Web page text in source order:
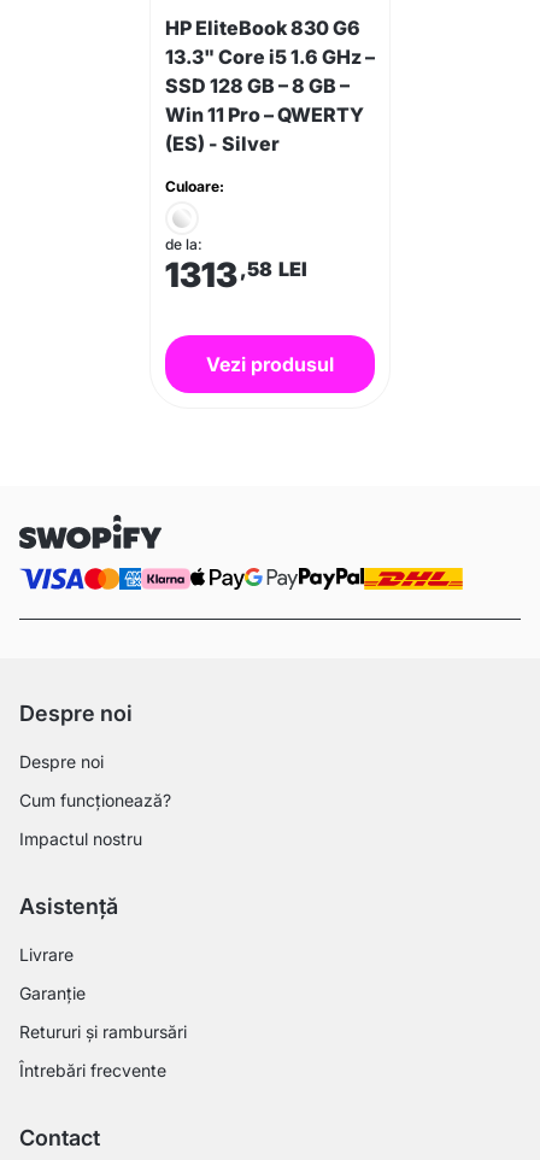
HP EliteBook 830 G6
13.3" Core i5 1.6 GHz –
SSD 128 GB – 8 GB –
Win 11 Pro – QWERTY
(ES) - Silver
Culoare:
de la:
1313,58 LEI
Vezi produsul
Despre noi
Despre noi
Cum funcționează?
Impactul nostru
Asistență
Livrare
Garanție
Retururi și rambursări
Întrebări frecvente
Contact